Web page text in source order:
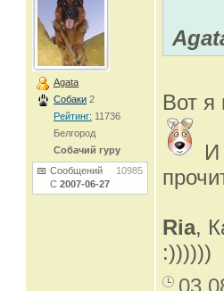
Agata
Собаки 2
Рейтинг: 11736
Белгород
Собачий гуру
Сообщений 10985
С 2007-06-27
Вот я
И
Ria,
:))))))